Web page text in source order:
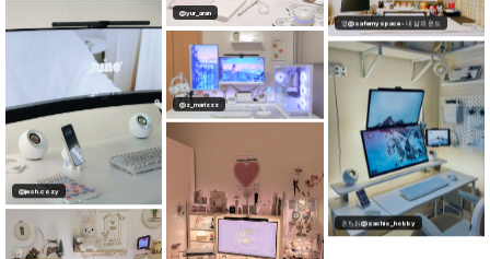
@doms_cozyspot
@jesh.cozy
@z_marizzz
영@safemyspace - 내 삶의 온도